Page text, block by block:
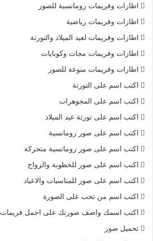
اطارات وفريمات رومانسية للصور
اطارات وفريمات رياضية
اطارات وفريمات لعيد الميلاد والتورتة
اطارات وفريمات مجات وكوبايات
اطارات وفريمات منوعة للصور
اكتب اسم على التورتة
اكتب اسم على المجوهرات
اكتب اسم على تورتة عيد الميلاد
اكتب اسم على صور رومانسية
اكتب اسم على صور رومانسية متحركة
اكتب اسم على صور للخطوبة والزواج
اكتب اسم على صور للمناسبات والاعياد
اكتب اسم من تحب على الصورة
اكتب اسمك واضف صورتك على اجمل فريمات
تحميل صور